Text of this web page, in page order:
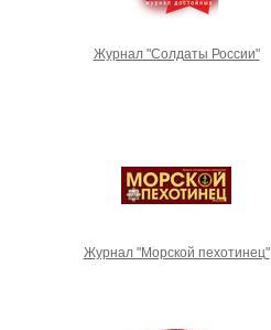
Журнал "Солдаты России"
Журнал "Морской пехотинец"